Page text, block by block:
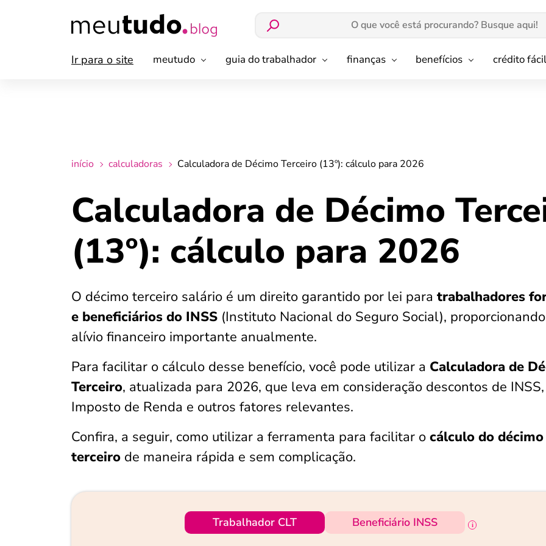
Ir para o site meutudo guia do trabalhador finanças benefícios crédito
início calculadoras Calculadora de Décimo Terceiro (13º): cálculo para 2026
Calculadora de Décimo
(13º): cálculo para 2026
O décimo terceiro salário é um direito garantido por lei para trabalhadores
e beneficiários do INSS (Instituto Nacional do Seguro Social),
alívio financeiro importante anualmente.
Para facilitar o cálculo desse benefício, você pode utilizar a Calculadora de
Terceiro, atualizada para 2026, que leva em consideração descontos de INSS,
Imposto de Renda e outros fatores relevantes.
Confira, a seguir, como utilizar a ferramenta para facilitar o cálculo do décimo
terceiro de maneira rápida e sem complicação.
Trabalhador CLT Beneficiário INSS